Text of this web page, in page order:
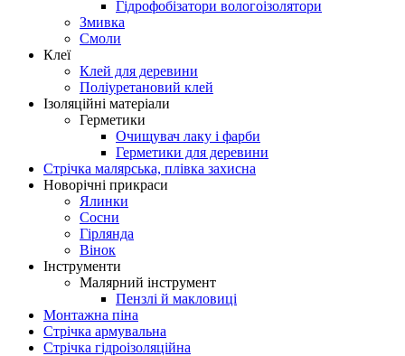
Гідрофобізатори вологоізолятори
Змивка
Смоли
Клеї
Клей для деревини
Поліуретановий клей
Ізоляційні матеріали
Герметики
Очищувач лаку і фарби
Герметики для деревини
Стрічка малярська, плівка захисна
Новорічні прикраси
Ялинки
Сосни
Гірлянда
Вінок
Інструменти
Малярний інструмент
Пензлі й макловиці
Монтажна піна
Стрічка армувальна
Стрічка гідроізоляційна